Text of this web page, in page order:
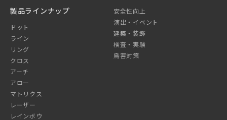
製品ラインナップ
ドット
ライン
リング
クロス
アーチ
アロー
マトリクス
レーザー
レインボウ
安全性向上
演出・イベント
建築・装飾
検査・実験
鳥害対策